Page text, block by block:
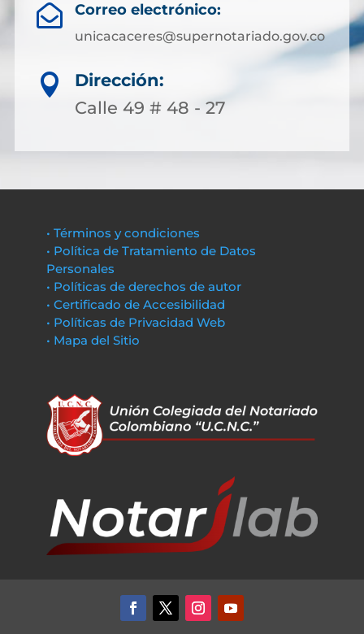
 Correo electrónico:
unicacaceres@supernotariado.gov.co

Dirección:
Calle 49 # 48 - 27
• Términos y condiciones
• Política de Tratamiento de Datos
Personales
• Políticas de derechos de autor
• Certificado de Accesibilidad
• Políticas de Privacidad Web
• Mapa del Sitio